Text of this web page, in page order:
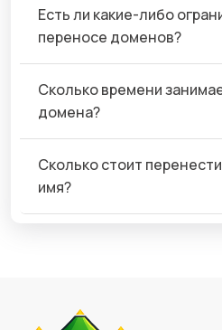
Есть ли какие-либо
переносе доменов?
Сколько времени
домена?
Сколько стоит
имя?